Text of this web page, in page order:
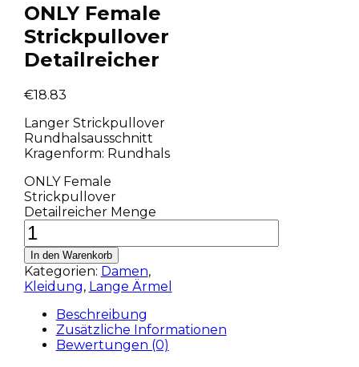
ONLY Female
Strickpullover
Detailreicher
€18.83
Langer Strickpullover
Rundhalsausschnitt
Kragenform: Rundhals
ONLY Female
Strickpullover
Detailreicher Menge
In den Warenkorb
Kategorien: Damen,
Kleidung, Lange Ärmel
Beschreibung
Zusätzliche Informationen
Bewertungen (0)